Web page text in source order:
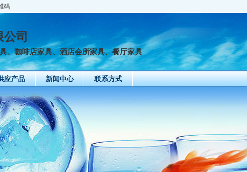
码
司
、咖啡店家具、酒店会所家具、餐厅家具
应产品 新闻中心 联系方式